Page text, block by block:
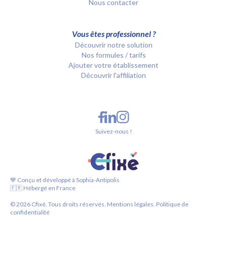
Nous contacter
Vous êtes professionnel ?
Découvrir notre solution
Nos formules / tarifs
Ajouter votre établissement
Découvrir l'affiliation
💙 Conçu et développé à Sophia-Antipolis
🇫🇷 Hébergé en France
©2026 Cfixé. Tous droits réservés. Mentions légales. Politique de
confidentialité
Suivez-nous !